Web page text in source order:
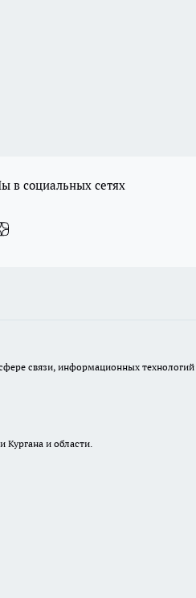
в социальных сетях
связи, информационных
Кургана и области.